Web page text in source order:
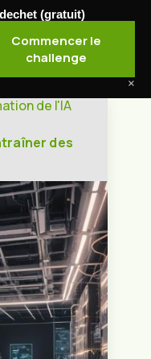
de l'IA
des
(gratuit)
Commencer le
challenge
×